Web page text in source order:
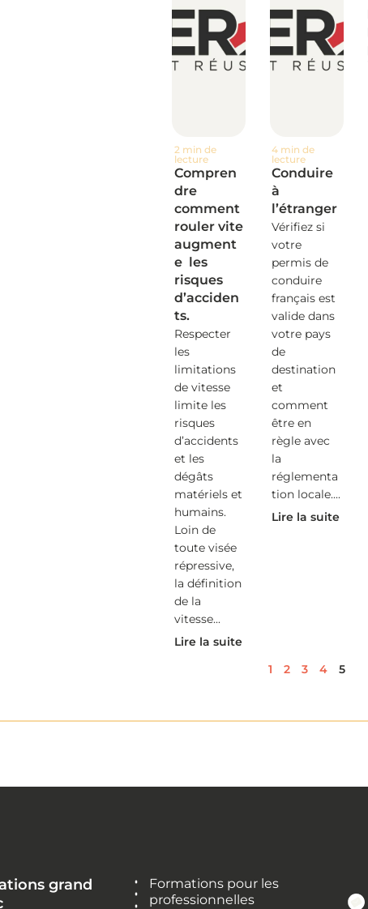
2 min de
lecture
Compren
dre
comment
rouler vite
augment
e les
risques
d’acciden
ts.
Respecter
les
limitations
de vitesse
limite les
risques
d’accidents
et les
dégâts
matériels et
humains.
Loin de
toute visée
répressive,
la définition
de la
vitesse...
Lire la suite
4 min de
lecture
Conduire
à
l’étranger
Vérifiez si
votre
permis de
conduire
français est
valide dans
votre pays
de
destination
et
comment
être en
règle avec
la
réglementa
tion locale....
Lire la suite
1 2 3 4 5
grand
Formations pour les
professionnelles